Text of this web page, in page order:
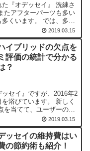
『オデッセイ』 洗練さ
たアフターパーツも多い
くいます。 では、多く
価はどのようなも...2019.03.15
イブリッドの欠点を
評価の統計で分かる
？
セイ』ですが、2016年2
浴びています。 新しく
当てて、ユーザーの評
2019.03.15
セイの維持費はい
の節約術も紹介！